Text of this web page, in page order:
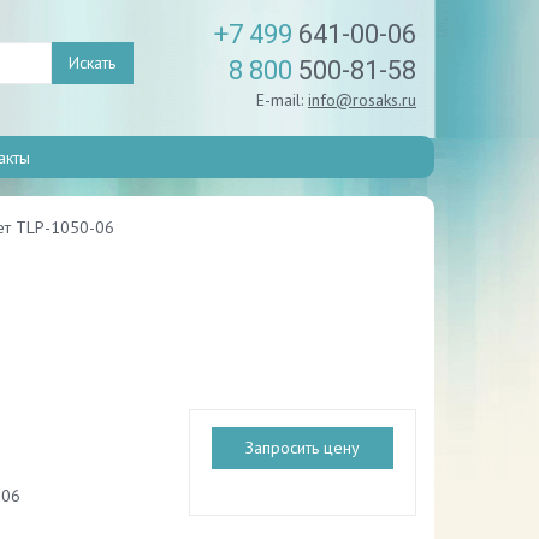
Искать
+7 499 641-00-06
8 800 500-81-58
E-mail: info@rosaks.ru
TLP-1050-06
Запросить цену